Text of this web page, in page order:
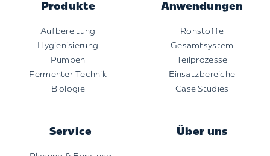
Produkte
Aufbereitung
Hygienisierung
Pumpen
Fermenter-Technik
Biologie
Anwendungen
Rohstoffe
Gesamtsystem
Teilprozesse
Einsatzbereiche
Case Studies
Service Über uns